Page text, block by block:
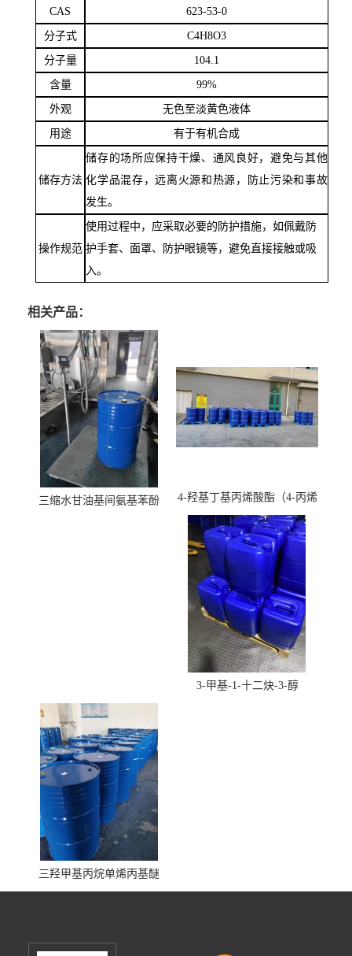
CAS 623-53-0
分子式 C4H8O3
分子量 104.1
含量 99%
外观 无色至淡黄色液体
用途 有于有机合成
储存方法
储存的场所应保持干燥、通风良好，避免与其他
化学品混存，远离火源和热源，防止污染和事故
发生。
操作规范
使用过程中，应采取必要的防护措施，如佩戴防
护手套、面罩、防护眼镜等，避免直接接触或吸
入。
相关产品：
三缩水甘油基间氨基苯酚
4-羟基丁基丙烯酸酯（4-丙烯
酸羟丁酯）
3-甲基-1-十二炔-3-醇
三羟甲基丙烷单烯丙基醚